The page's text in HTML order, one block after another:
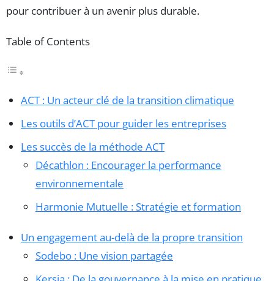
pour contribuer à un avenir plus durable.
Table of Contents
ACT : Un acteur clé de la transition climatique
Les outils d’ACT pour guider les entreprises
Les succès de la méthode ACT
Décathlon : Encourager la performance
environnementale
Harmonie Mutuelle : Stratégie et formation
Un engagement au-delà de la propre transition
Sodebo : Une vision partagée